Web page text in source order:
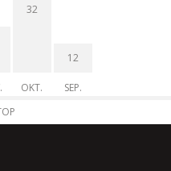
32
OKT.
12
SEP.